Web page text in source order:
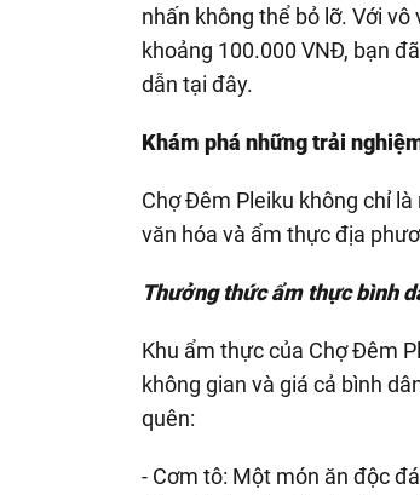
nhấn không thể bỏ lỡ. Với
khoảng 100.000 VNĐ, bạn
dẫn tại đây.
Khám phá những trải
Chợ Đêm Pleiku không chỉ
văn hóa và ẩm thực địa
Thưởng thức ẩm thực bình
Khu ẩm thực của Chợ Đêm
không gian và giá cả bình
quên:
- Cơm tô: Một món ăn độc